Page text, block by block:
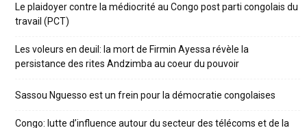
Le plaidoyer contre la médiocrité au Congo post parti congolais du
travail (PCT)
Les voleurs en deuil: la mort de Firmin Ayessa révèle la
persistance des rites Andzimba au coeur du pouvoir
Sassou Nguesso est un frein pour la démocratie congolaises
Congo: lutte d’influence autour du secteur des télécoms et de la